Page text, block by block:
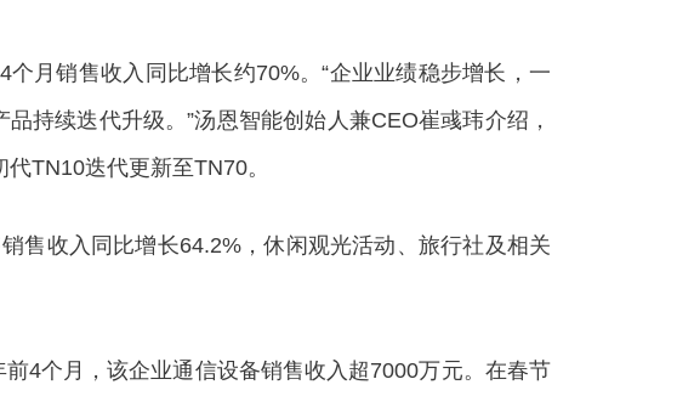
月销售收入同比增长约70%。“企业业绩稳步增长，一
持续迭代升级。”汤恩智能创始人兼CEO崔彧玮介绍，
TN10迭代更新至TN70。
收入同比增长64.2%，休闲观光活动、旅行社及相关
个月，该企业通信设备销售收入超7000万元。在春节